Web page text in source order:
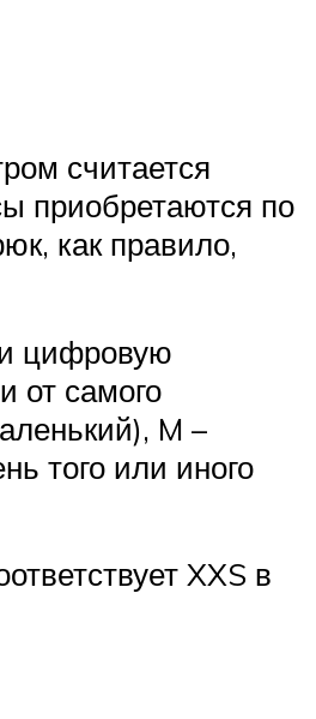
считается
приобретаются по
как правило,
цифровую
от самого
M –
того или иного
XXS в